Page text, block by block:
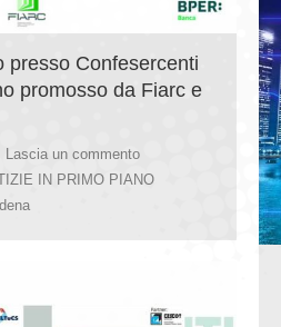
presso Confesercenti
promosso da Fiarc e
Lascia un commento
IN PRIMO PIANO